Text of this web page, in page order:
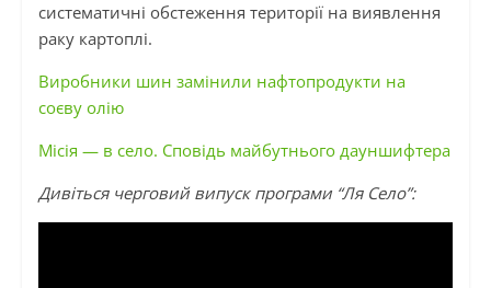
систематичні обстеження території на виявлення
раку картоплі.
Виробники шин замінили нафтопродукти на
соєву олію
Місія — в село. Сповідь майбутнього дауншифтера
Дивіться черговий випуск програми “Ля Село”: